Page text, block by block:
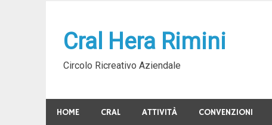
contentCral Hera Rimini
Circolo Ricreativo Aziendale
HOME CRAL ATTIVITÀ CONVENZIONI